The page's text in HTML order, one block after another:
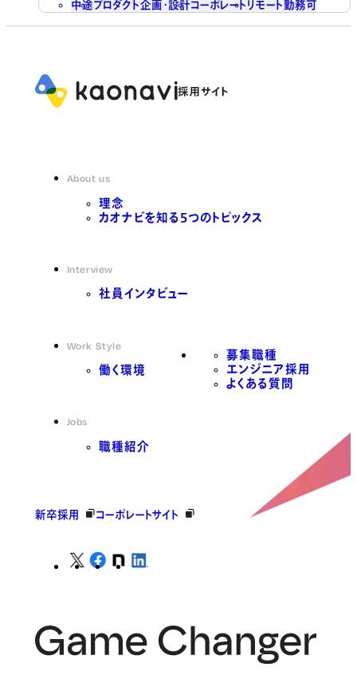
中途プロダクト企画・設計コーポレート リモート勤務可
About us
理念
カオナビを知る5つのトピックス
Interview
社員インタビュー
Work Style
働く環境
Jobs
職種紹介
募集職種
エンジニア採用
よくある質問
新卒採用 コーポレートサイト